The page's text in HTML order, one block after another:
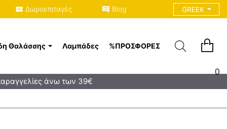
GREEK
Δωροεπιταγές Blog
Θαλάσσης Λαμπάδες %ΠΡΟΣΦΟΡΈΣ
0
άνω των 39€